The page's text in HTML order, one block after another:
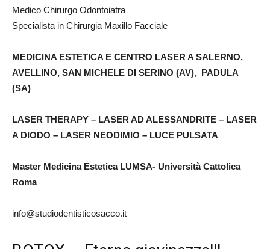
Medico Chirurgo Odontoiatra
Specialista in Chirurgia Maxillo Facciale
MEDICINA ESTETICA E CENTRO LASER A SALERNO,
AVELLINO, SAN MICHELE DI SERINO (AV), PADULA
(SA)
LASER THERAPY – LASER AD ALESSANDRITE – LASER
A DIODO – LASER NEODIMIO – LUCE PULSATA
Master Medicina Estetica LUMSA- Università Cattolica
Roma
info@studiodentisticosacco.it